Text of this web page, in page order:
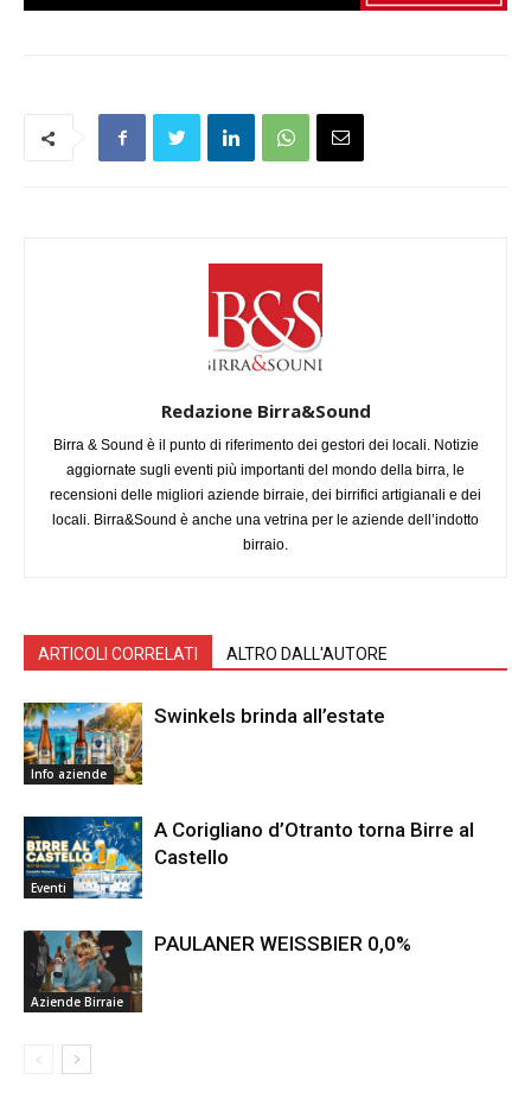
Redazione Birra&Sound
Birra & Sound è il punto di riferimento dei gestori dei locali. Notizie
aggiornate sugli eventi più importanti del mondo della birra, le
recensioni delle migliori aziende birraie, dei birrifici artigianali e dei
locali. Birra&Sound è anche una vetrina per le aziende dell’indotto
birraio.
ARTICOLI CORRELATI ALTRO DALL'AUTORE
Info aziende
Swinkels brinda all’estate
Eventi
A Corigliano d’Otranto torna Birre al
Castello
Aziende Birraie
PAULANER WEISSBIER 0,0%